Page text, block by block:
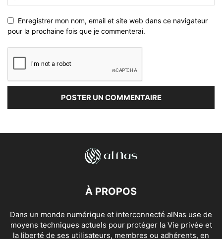
Enregistrer mon nom, email et site web dans ce navigateur
pour la prochaine fois que je commenterai.
À PROPOS
Dans un monde numérique et interconnecté alNas use de
moyens techniques actuels pour protéger la Vie privée et
la liberté de ses utilisateurs, membres ou adhérents, en